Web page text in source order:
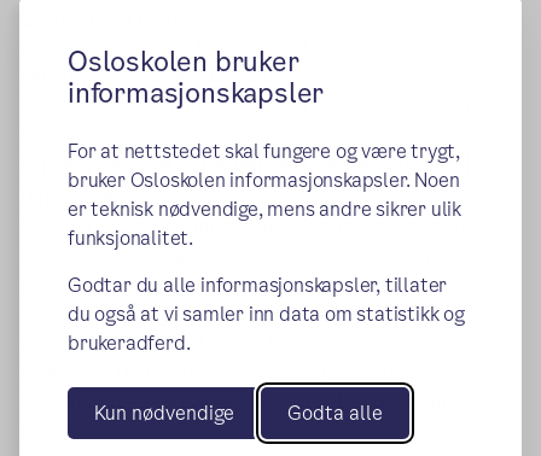
Osloskolen bruker
informasjonskapsler
For at nettstedet skal fungere og være trygt,
bruker Osloskolen informasjonskapsler. Noen
er teknisk nødvendige, mens andre sikrer ulik
funksjonalitet.
Godtar du alle informasjonskapsler, tillater
du også at vi samler inn data om statistikk og
brukeradferd.
Kun nødvendige Godta alle
Alle elever har eget læringsbrett som skal gi en ekstra
dimensjon for læringen. Dette gir god støtte for de nye
lærebøkene som i tillegg til å være en fysisk bok har
Grunnleggende ferdigheter og tidlig
innsats
Vi er opptatt av grunnleggende ferdigheter og tidlig
innsats, både faglig og sosialt. Aktivitetsskolen
gjennomfører aktiviteter som støtter læringen.
Tåsen skole har godt kvalifiserte lærere og
barneveiledere som bidrar til elevenes faglige og sosiale
spesialpedagoger som også er en del av laget rundt
elevene.